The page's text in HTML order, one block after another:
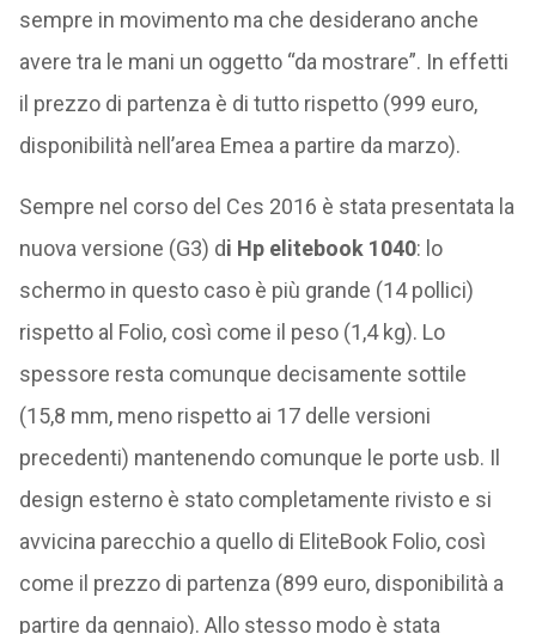
sempre in movimento ma che desiderano anche
avere tra le mani un oggetto “da mostrare”. In effetti
il prezzo di partenza è di tutto rispetto (999 euro,
disponibilità nell’area Emea a partire da marzo).
Sempre nel corso del Ces 2016 è stata presentata la
nuova versione (G3) di Hp elitebook 1040: lo
schermo in questo caso è più grande (14 pollici)
rispetto al Folio, così come il peso (1,4 kg). Lo
spessore resta comunque decisamente sottile
(15,8 mm, meno rispetto ai 17 delle versioni
precedenti) mantenendo comunque le porte usb. Il
design esterno è stato completamente rivisto e si
avvicina parecchio a quello di EliteBook Folio, così
come il prezzo di partenza (899 euro, disponibilità a
partire da gennaio). Allo stesso modo è stata